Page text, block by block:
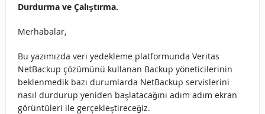
Durdurma ve Çalıştırma.
Merhabalar,
Bu yazımızda veri yedekleme platformunda Veritas
NetBackup çözümünü kullanan Backup yöneticilerinin
beklenmedik bazı durumlarda NetBackup servislerini
nasıl durdurup yeniden başlatacağını adım adım ekran
görüntüleri ile gerçekleştireceğiz.